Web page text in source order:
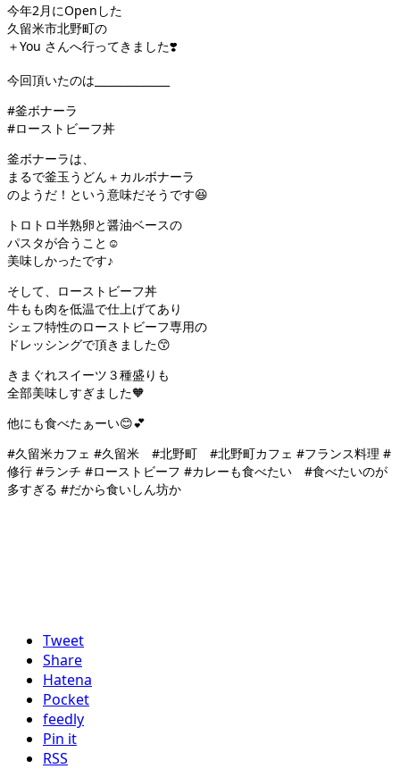
今年2月にOpenした
久留米市北野町の
＋You さんへ行ってきました❣️
今回頂いたのは______________
#釜ボナーラ
#ローストビーフ丼
釜ボナーラは、
まるで釜玉うどん＋カルボナーラ
のようだ！という意味だそうです😆
トロトロ半熟卵と醤油ベースの
パスタが合うこと☺️
美味しかったです♪
そして、ローストビーフ丼
牛もも肉を低温で仕上げてあり
シェフ特性のローストビーフ専用の
ドレッシングで頂きました😙
きまぐれスイーツ３種盛りも
全部美味しすぎました🧡
他にも食べたぁーい😊💕
#久留米カフェ #久留米 #北野町 #北野町カフェ #フランス料理 #
修行 #ランチ #ローストビーフ #カレーも食べたい #食べたいのが
多すぎる #だから食いしん坊か
Tweet
Share
Hatena
Pocket
feedly
Pin it
RSS